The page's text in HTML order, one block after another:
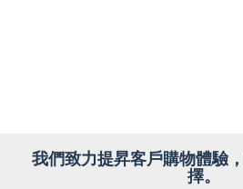
我們致力提昇客戶購物體驗
擇。